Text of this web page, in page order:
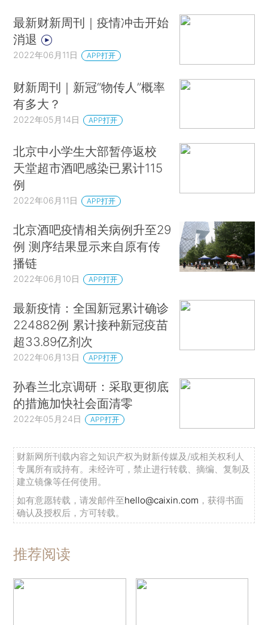
最新财新周刊｜疫情冲击开始
消退
2022年06月11日 APP打开
财新周刊｜新冠“物传人”概率
有多大？
2022年05月14日 APP打开
北京中小学生大部暂停返校
天堂超市酒吧感染已累计115
例
2022年06月11日 APP打开
北京酒吧疫情相关病例升至29
例 测序结果显示来自原有传
播链
2022年06月10日 APP打开
最新疫情：全国新冠累计确诊
224882例 累计接种新冠疫苗
超33.89亿剂次
2022年06月13日 APP打开
孙春兰北京调研：采取更彻底
的措施加快社会面清零
2022年05月24日 APP打开
财新网所刊载内容之知识产权为财新传媒及/或相关权利人
专属所有或持有。未经许可，禁止进行转载、摘编、复制及
建立镜像等任何使用。
如有意愿转载，请发邮件至hello@caixin.com ，获得书面
确认及授权后，方可转载。
推荐阅读